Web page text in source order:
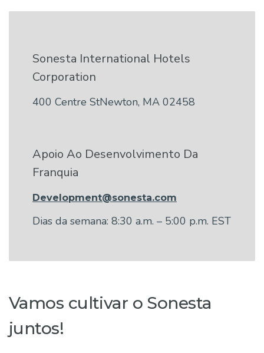
Sonesta International Hotels
Corporation
400 Centre StNewton, MA 02458
Apoio Ao Desenvolvimento Da
Franquia
Development@sonesta.com
Dias da semana: 8:30 a.m. – 5:00 p.m. EST
Vamos cultivar o Sonesta
juntos!